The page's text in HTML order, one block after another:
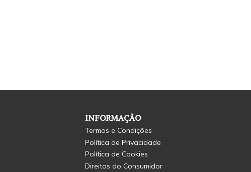
INFORMAÇÃO
Termos e Condições
Política de Privacidade
Política de Cookies
Direitos do Consumidor